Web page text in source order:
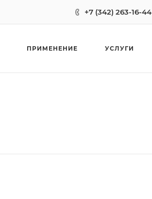
+7 (342) 263-16-44
ПРИМЕНЕНИЕ УСЛУГИ